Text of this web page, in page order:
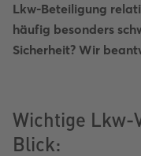
Lkw-Beteiligung
häufig besonders
Sicherheit? Wir
Wichtige
Blick: